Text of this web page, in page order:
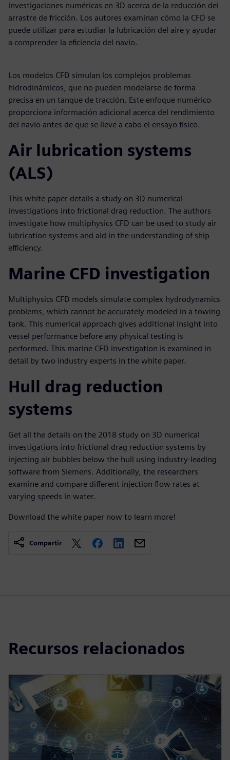
investigaciones numéricas en 3D acerca de la reducción del
arrastre de fricción. Los autores examinan cómo la CFD se
puede utilizar para estudiar la lubricación del aire y ayudar
a comprender la eficiencia del navío.
Los modelos CFD simulan los complejos problemas
hidrodinámicos, que no pueden modelarse de forma
precisa en un tanque de tracción. Este enfoque numérico
proporciona información adicional acerca del rendimiento
del navío antes de que se lleve a cabo el ensayo físico.
Air lubrication systems
(ALS)
This white paper details a study on 3D numerical
investigations into frictional drag reduction. The authors
investigate how multiphysics CFD can be used to study air
lubrication systems and aid in the understanding of ship
efficiency.
Marine CFD investigation
Multiphysics CFD models simulate complex hydrodynamics
problems, which cannot be accurately modeled in a towing
tank. This numerical approach gives additional insight into
vessel performance before any physical testing is
performed. This marine CFD investigation is examined in
detail by two industry experts in the white paper.
Hull drag reduction
systems
Get all the details on the 2018 study on 3D numerical
investigations into frictional drag reduction systems by
injecting air bubbles below the hull using industry-leading
software from Siemens. Additionally, the researchers
examine and compare different injection flow rates at
varying speeds in water.
Download the white paper now to learn more!
Compartir
Recursos relacionados